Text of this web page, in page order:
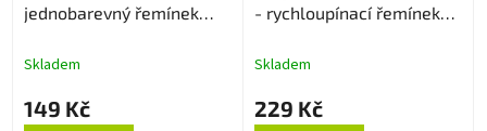
jednobarevný řemínek
Skladem
149 Kč
- rychloupínací řemínek
Skladem
229 Kč